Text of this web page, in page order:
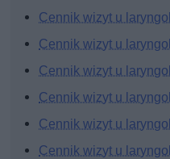
Cennik wizyt u
Cennik wizyt u
Cennik wizyt u
Cennik wizyt u
Cennik wizyt u
Cennik wizyt u